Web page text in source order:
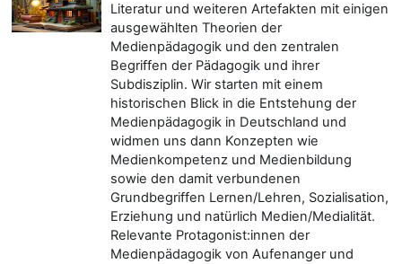
Literatur und weiteren Artefakten mit einigen
ausgewählten Theorien der
Medienpädagogik und den zentralen
Begriffen der Pädagogik und ihrer
Subdisziplin. Wir starten mit einem
historischen Blick in die Entstehung der
Medienpädagogik in Deutschland und
widmen uns dann Konzepten wie
Medienkompetenz und Medienbildung
sowie den damit verbundenen
Grundbegriffen Lernen/Lehren, Sozialisation,
Erziehung und natürlich Medien/Medialität.
Relevante Protagonist:innen der
Medienpädagogik von Aufenanger und